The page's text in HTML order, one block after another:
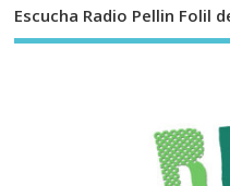
Escucha Radio Pellin Folil